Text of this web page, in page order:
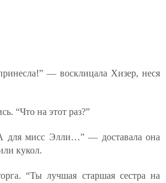
— восклицала Хизер, неся
“Что на этот раз?”
для мисс Элли…” — доставала она
кукол.
“Ты лучшая старшая сестра на